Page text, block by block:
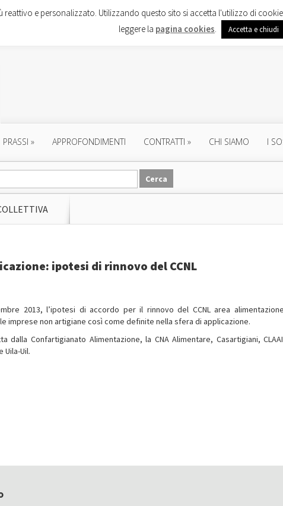
PRASSI » APPROFONDIMENTI CONTRATTI » CHI SIAMO I
ipotesi di rinnovo del CCNL
2013, l’ipotesi di accordo per il rinnovo del CCNL area
imprese non artigiane così come definite nella sfera di applicazione.
Confartigianato Alimentazione, la CNA Alimentare, Casartigiani,
Uila-Uil.
e personalizzato. Utilizzando questo sito si accetta l'utilizzo di
leggere la pagina cookies. Accetta e chiudi